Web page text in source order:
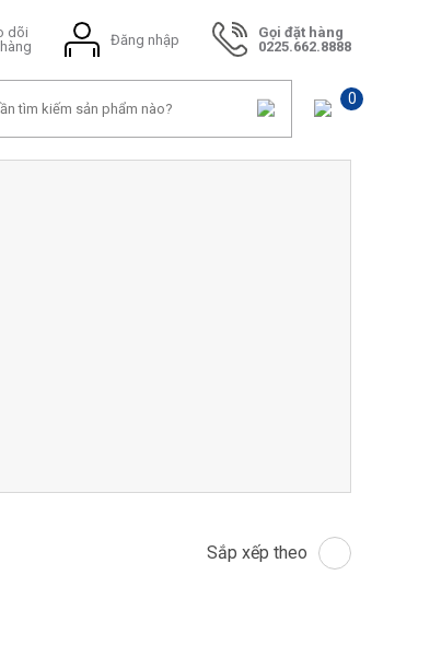
dõi
Đăng nhập
Gọi đặt hàng
0225.662.8888
0
Sắp xếp theo